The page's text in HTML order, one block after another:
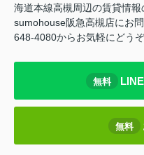
海道本線高槻周辺の賃貸情
sumohouse阪急高槻店にお
648-4080からお気軽にどう
無料
無料